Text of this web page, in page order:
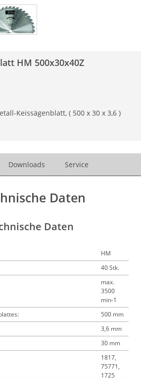
HM 500x30x40Z
Keissägenblatt, ( 500 x 30 x 3,6 )
Downloads Service
Daten
Daten
HM
40 Stk.
max.
3500
min-1
500 mm
3,6 mm
30 mm
1817,
75771,
1725